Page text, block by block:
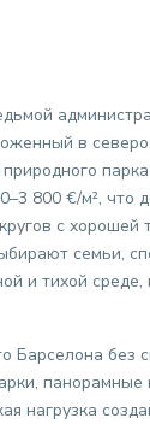
в
800 €/м², что
с хорошей
семьи,
и тихой среде,
Барселона без
панорамные
нагрузка